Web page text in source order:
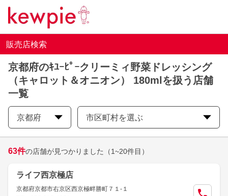
販売店検索
京都府のｷﾕｰﾋﾟｰクリーミィ野菜ドレッシング
（キャロット＆オニオン） 180mlを扱う店舗
一覧
京都府 市区町村を選ぶ
63件の店舗が見つかりました （1~20件目）
ライフ西京極店
京都府京都市右京区西京極畔勝町７１-１